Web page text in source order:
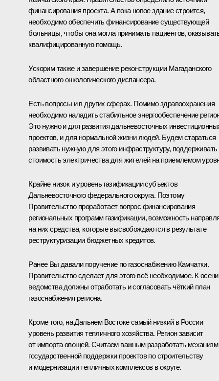
финансирования проекта. А пока новое здание строится,
необходимо обеспечить финансирование существующей
больницы, чтобы она могла принимать пациентов,
квалифицированную помощь.
Ускорим также и завершение реконструкции Магаданского
областного онкологического диспансера.
Есть вопросы и в других сферах. Помимо здравоохранения
необходимо наладить стабильное энергообеспечение
Это нужно и для развития дальневосточных
проектов, и для нормальной жизни людей. Будем стараться
развивать нужную для этого инфраструктуру, поддерживать
стоимость электричества для жителей на приемлемом
Крайне низок и уровень газификации субъектов
Дальневосточного федерального округа. Поэтому
Правительство проработает вопрос финансирования
региональных программ газификации, возможность
на них средства, которые высвобождаются в результате
реструктуризации бюджетных кредитов.
Ранее Вы давали поручение по газоснабжению Камчатки.
Правительство сделает для этого всё необходимое. К осени
ведомства должны отработать и согласовать чёткий план
газоснабжения региона.
Кроме того, на Дальнем Востоке самый низкий в России
уровень развития тепличного хозяйства. Регион зависит
от импорта овощей. Считаем важным разработать механизм
государственной поддержки проектов по строительству
и модернизации тепличных комплексов в округе.